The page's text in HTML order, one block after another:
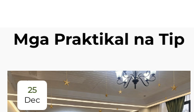
Mga Praktikal na Tip
25
Dec